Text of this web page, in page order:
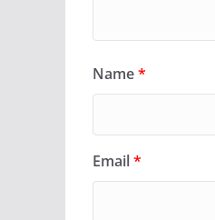
Name*
Email*